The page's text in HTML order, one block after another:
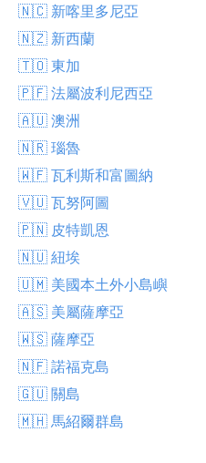
🇳🇨 新喀里多尼亞
🇳🇿 新西蘭
🇹🇴 東加
🇵🇫 法屬波利尼西亞
🇦🇺 澳洲
🇳🇷 瑙魯
🇼🇫 瓦利斯和富圖納
🇻🇺 瓦努阿圖
🇵🇳 皮特凱恩
🇳🇺 紐埃
🇺🇲 美國本土外小島嶼
🇦🇸 美屬薩摩亞
🇼🇸 薩摩亞
🇳🇫 諾福克島
🇬🇺 關島
🇲🇭 馬紹爾群島